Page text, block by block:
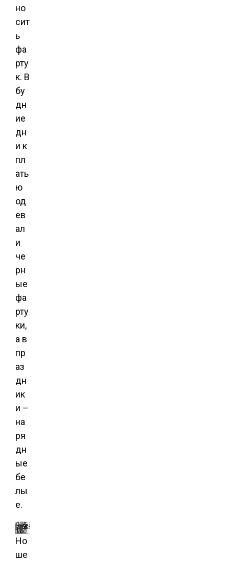
но
сит
ь
фа
рту
к. В
бу
дн
ие
дн
и к
пл
ать
ю
од
ев
ал
и
че
рн
ые
фа
рту
ки,
а в
пр
аз
дн
ик
и –
на
ря
дн
ые
бе
лы
е.
Но
ше